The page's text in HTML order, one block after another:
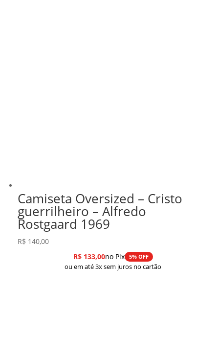
Camiseta Oversized – Cristo
guerrilheiro – Alfredo
Rostgaard 1969
R$ 140,00
R$133,00no Pix 5% OFF
ou em até 3x sem juros no cartão